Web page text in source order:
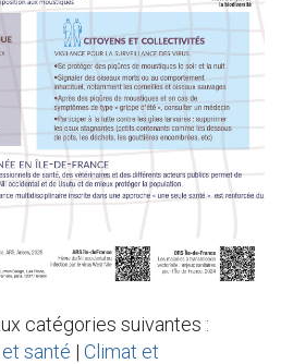
catégories suivantes :
santé | Climat et